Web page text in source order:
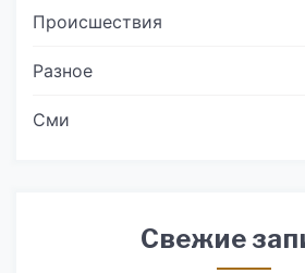
Происшествия
Разное
Сми
Свежие